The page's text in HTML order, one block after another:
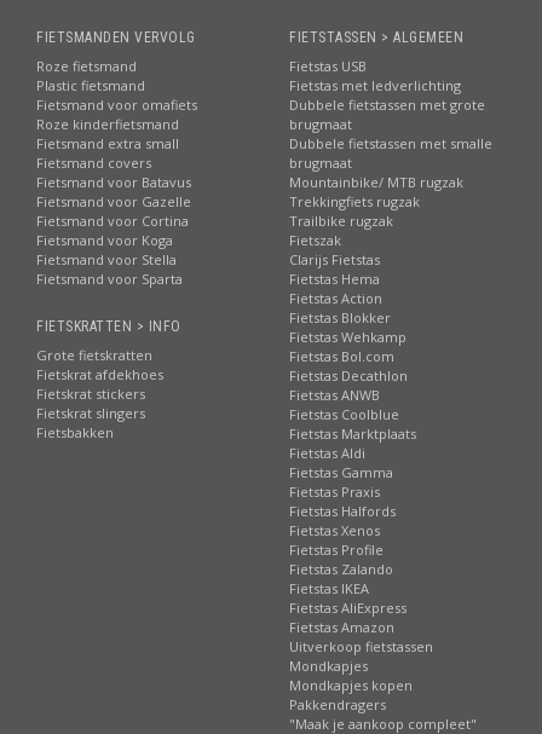
FIETSMANDEN VERVOLG
Roze fietsmand
Plastic fietsmand
Fietsmand voor omafiets
Roze kinderfietsmand
Fietsmand extra small
Fietsmand covers
Fietsmand voor Batavus
Fietsmand voor Gazelle
Fietsmand voor Cortina
Fietsmand voor Koga
Fietsmand voor Stella
Fietsmand voor Sparta
FIETSKRATTEN > INFO
Grote fietskratten
Fietskrat afdekhoes
Fietskrat stickers
Fietskrat slingers
Fietsbakken
FIETSTASSEN > ALGEMEEN
Fietstas USB
Fietstas met ledverlichting
Dubbele fietstassen met grote
brugmaat
Dubbele fietstassen met smalle
brugmaat
Mountainbike/ MTB rugzak
Trekkingfiets rugzak
Trailbike rugzak
Fietszak
Clarijs Fietstas
Fietstas Hema
Fietstas Action
Fietstas Blokker
Fietstas Wehkamp
Fietstas Bol.com
Fietstas Decathlon
Fietstas ANWB
Fietstas Coolblue
Fietstas Marktplaats
Fietstas Aldi
Fietstas Gamma
Fietstas Praxis
Fietstas Halfords
Fietstas Xenos
Fietstas Profile
Fietstas Zalando
Fietstas IKEA
Fietstas AliExpress
Fietstas Amazon
Uitverkoop fietstassen
Mondkapjes
Mondkapjes kopen
Pakkendragers
"Maak je aankoop compleet"